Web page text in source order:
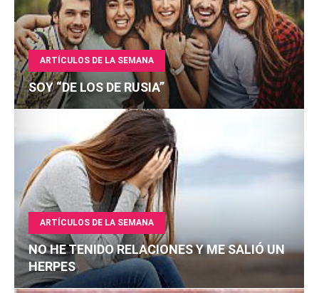
ARTÍCULOS DE LA SEMANA
SOY “DE LOS DE RUSIA”
ARTÍCULOS DE LA SEMANA
NO HE TENIDO RELACIONES Y ME SALIÓ UN
HERPES